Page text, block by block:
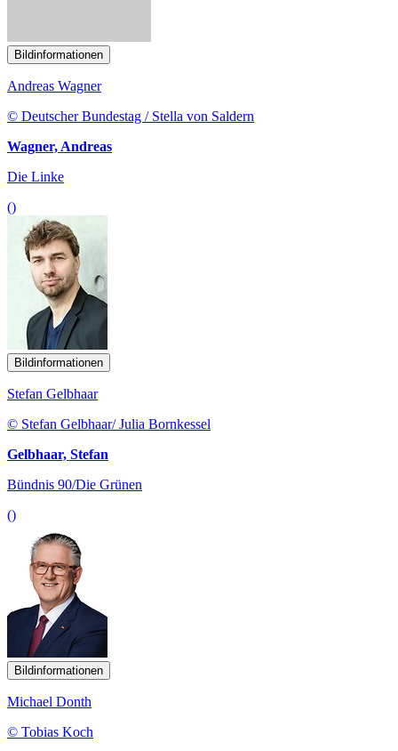
© Deutscher Bundestag / Stella von Saldern
Wagner, Andreas
Die Linke
()
Bildinformationen
Stefan Gelbhaar
© Stefan Gelbhaar/ Julia Bornkessel
Gelbhaar, Stefan
Bündnis 90/Die Grünen
()
Bildinformationen
Michael Donth
© Tobias Koch
Donth, Michael
CDU/CSU